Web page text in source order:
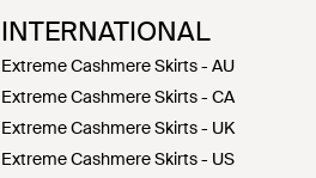
INTERNATIONAL
Extreme Cashmere Skirts - AU
Extreme Cashmere Skirts - CA
Extreme Cashmere Skirts - UK
Extreme Cashmere Skirts - US